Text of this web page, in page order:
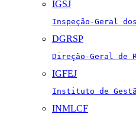
IGSJ
Inspeção-Geral
DGRSP
Direção-Geral
IGFEJ
Instituto de
INMLCF